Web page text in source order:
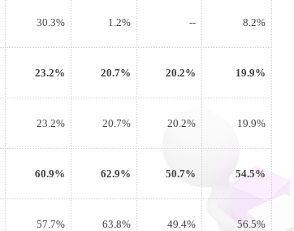
30.3% 1.2% -- 8.2%
23.2% 20.7% 20.2% 19.9%
23.2% 20.7% 20.2% 19.9%
60.9% 62.9% 50.7% 54.5%
57.7% 63.8% 49.4% 56.5%